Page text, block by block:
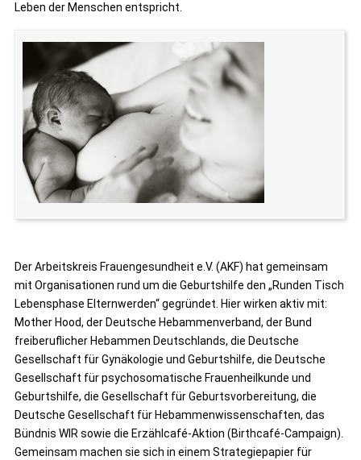
Leben der Menschen entspricht.
Der Arbeitskreis Frauengesundheit e.V. (AKF) hat gemeinsam
mit Organisationen rund um die Geburtshilfe den „Runden Tisch
Lebensphase Elternwerden“ gegründet. Hier wirken aktiv mit:
Mother Hood, der Deutsche Hebammenverband, der Bund
freiberuflicher Hebammen Deutschlands, die Deutsche
Gesellschaft für Gynäkologie und Geburtshilfe, die Deutsche
Gesellschaft für psychosomatische Frauenheilkunde und
Geburtshilfe, die Gesellschaft für Geburtsvorbereitung, die
Deutsche Gesellschaft für Hebammenwissenschaften, das
Bündnis WIR sowie die Erzählcafé-Aktion (Birthcafé-Campaign).
Gemeinsam machen sie sich in einem Strategiepapier für